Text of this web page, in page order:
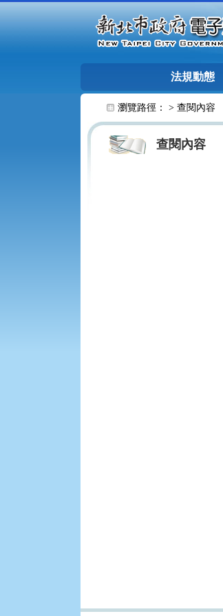
法規動態
瀏覽路徑： > 查閱內容
查閱內容